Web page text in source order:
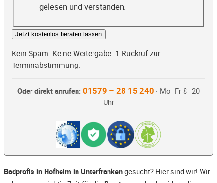
gelesen und verstanden.
Jetzt kostenlos beraten lassen
Kein Spam. Keine Weitergabe. 1 Rückruf zur
Terminabstimmung.
Oder direkt anrufen: 01579 – 28 15 240 · Mo–Fr 8–20
Uhr
Badprofis in Hofheim in Unterfranken gesucht? Hier sind wir! Wir